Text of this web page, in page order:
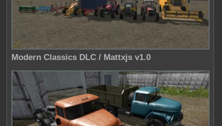
Modern Classics DLC / Mattxjs v1.0